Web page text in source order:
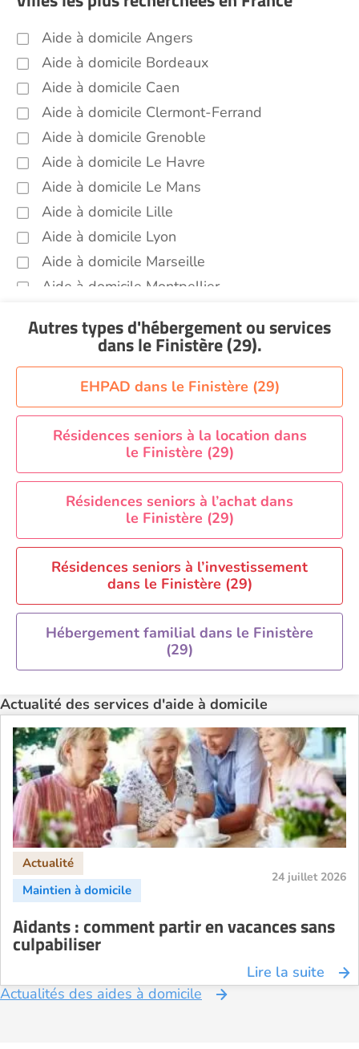
Finistère (29)
Soins esthétiques Finistère (29)
Autres aides à domicile Finistère (29)
Voir toutes les aides à domicile dans le Finistère
(29)
Aide à domicile Angers
Aide à domicile Bordeaux
Aide à domicile Caen
Aide à domicile Clermont-Ferrand
Aide à domicile Grenoble
Aide à domicile Le Havre
Aide à domicile Le Mans
Aide à domicile Lille
Aide à domicile Lyon
Aide à domicile Marseille
Aide à domicile Montpellier
Aide à domicile Nice
Aide à domicile Orléans
Aide à domicile Paris
Aide à domicile Perpignan
Aide à domicile Rennes
Aide à domicile Saint-Etienne
Aide à domicile Toulouse
Recherche par ville
Autres types d'hébergement ou services
dans le Finistère (29).
EHPAD dans le Finistère (29)
Résidences seniors à la location dans
le Finistère (29)
Résidences seniors à l’achat dans
le Finistère (29)
Résidences seniors à l’investissement
dans le Finistère (29)
Hébergement familial dans le Finistère
(29)
Actualité des services d'aide à domicile
24 juillet 2026
Aidants : comment partir en vacances sans
culpabiliser
Lire la suite
Actualités des aides à domicile